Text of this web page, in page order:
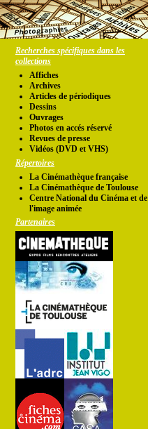
Recherches spécifiques dans les
collections
Affiches
Archives
Articles de périodiques
Dessins
Ouvrages
Photos en accés réservé
Revues de presse
Vidéos (DVD et VHS)
Répertoires
La Cinémathèque française
La Cinémathèque de Toulouse
Centre National du Cinéma et de
l'image animée
Partenaires